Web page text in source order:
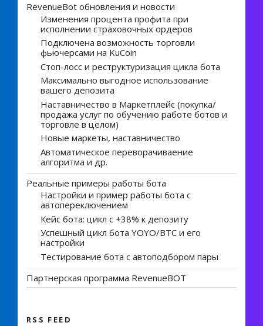
RevenueBot обновления и новости
Изменения процента профита при
исполнении страховочных ордеров
Подключена возможность торговли
фьючерсами на KuCoin
Стоп-лосс и реструктуризация цикла бота
Максимально выгодное использование
вашего депозита
Наставничество в Маркетплейс (покупка/
продажа услуг по обучению работе ботов и
торговле в целом)
Новые маркеты, наставничество
Автоматическое переворачиваение
алгоритма и др.
Реальные примеры работы бота
Настройки и пример работы бота с
автопереключением
Кейс бота: цикл с +38% к депозиту
Успешный цикл бота YOYO/BTC и его
настройки
Тестирование бота с автоподбором пары
Партнерская программа RevenueBOT
RSS FEED